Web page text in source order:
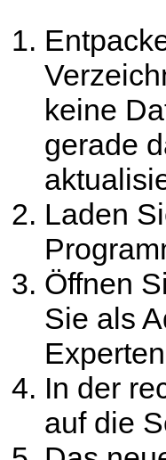
keine
gerade
Laden
Öffnen
Sie als
In der
auf die